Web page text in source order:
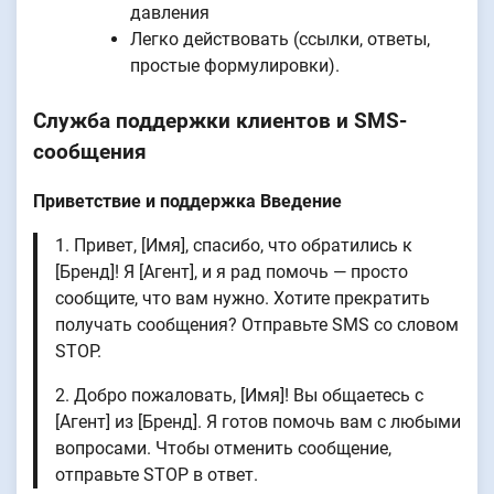
давления
Легко действовать (ссылки, ответы,
простые формулировки).
Служба поддержки клиентов и SMS-
сообщения
Приветствие и поддержка Введение
1. Привет, [Имя], спасибо, что обратились к
[Бренд]! Я [Агент], и я рад помочь — просто
сообщите, что вам нужно. Хотите прекратить
получать сообщения? Отправьте SMS со словом
STOP.
2. Добро пожаловать, [Имя]! Вы общаетесь с
[Агент] из [Бренд]. Я готов помочь вам с любыми
вопросами. Чтобы отменить сообщение,
отправьте STOP в ответ.